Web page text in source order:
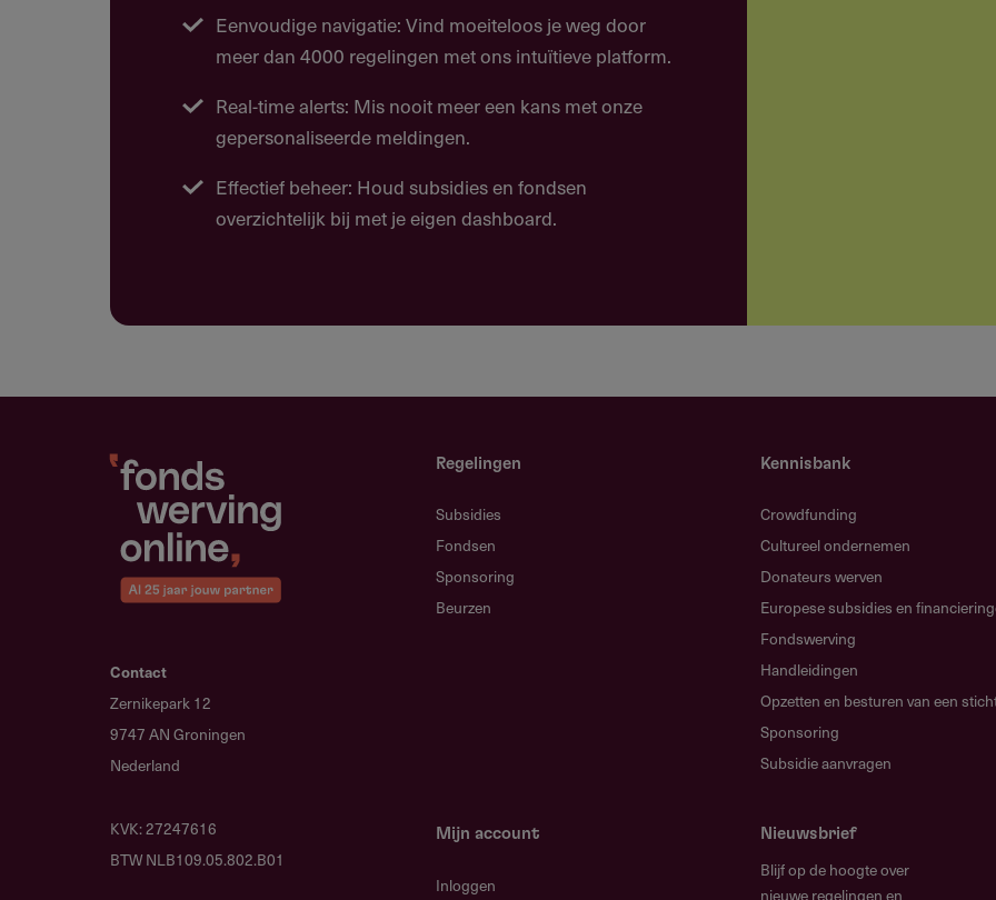
te ondersteunen
Activiteiten gericht op het vergroten van leervaardigheden en het voorkomen van
Doelgroep
Rotterdam.
Aanbieders van huiswerkbegeleiding, bijles of examentraining
De aanbieder bestaat uit een combinatie van professionals en vrijwilligers met
pedagogische en didactische vaardigheden.
Rotterdam. De activiteiten moeten plaatsvinden in een Rotterdams gebied, met punten-
Voorwaarden
Eenvoudige navigatie: Vind moeiteloos je weg door
meer dan 4000 regelingen met ons intuïtieve platform.
Real-time alerts: Mis nooit meer een kans met onze
gepersonaliseerde meldingen.
Effectief beheer: Houd subsidies en fondsen
overzichtelijk bij met je eigen dashboard.
Contact
Zernikepark 12
9747 AN Groningen
Nederland
KVK: 27247616
BTW NLB109.05.802.B01
Regelingen
Subsidies
Fondsen
Sponsoring
Beurzen
Kennisbank
Crowdfunding
Cultureel ondernemen
Donateurs werven
Europese subsidies en
Fondswerving
Handleidingen
Opzetten en besturen van een
Sponsoring
Subsidie aanvragen
Mijn account
Inloggen
Nieuwsbrief
Blijf op de hoogte over
nieuwe regelingen en